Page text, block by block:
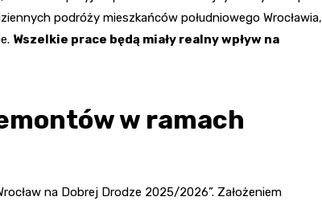
podróży mieszkańców południowego Wrocławia,
Wszelkie prace będą miały realny wpływ na
w ramach
na Dobrej Drodze 2025/2026”. Założeniem